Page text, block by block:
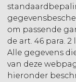
om passende
de art. 46 para. 2
Alle gegevens
van deze
hieronder